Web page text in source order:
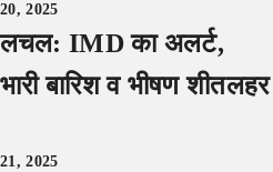
2025
IMD का अलर्ट,
बारिश व भीषण शीतलहर
2025